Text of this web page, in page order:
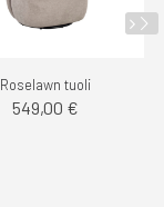
Roselawn tuoli
549,00 €